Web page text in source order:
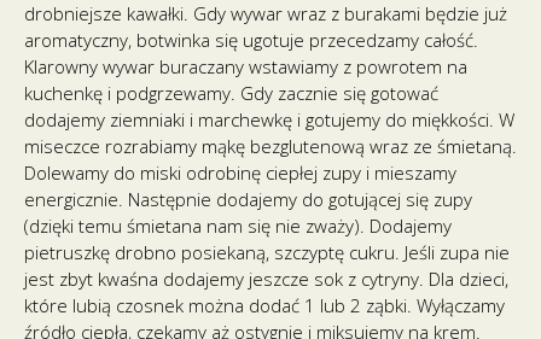
drobniejsze kawałki. Gdy wywar wraz z burakami będzie już
aromatyczny, botwinka się ugotuje przecedzamy całość.
Klarowny wywar buraczany wstawiamy z powrotem na
kuchenkę i podgrzewamy. Gdy zacznie się gotować
dodajemy ziemniaki i marchewkę i gotujemy do miękkości. W
miseczce rozrabiamy mąkę bezglutenową wraz ze śmietaną.
Dolewamy do miski odrobinę ciepłej zupy i mieszamy
energicznie. Następnie dodajemy do gotującej się zupy
(dzięki temu śmietana nam się nie zważy). Dodajemy
pietruszkę drobno posiekaną, szczyptę cukru. Jeśli zupa nie
jest zbyt kwaśna dodajemy jeszcze sok z cytryny. Dla dzieci,
które lubią czosnek można dodać 1 lub 2 ząbki. Wyłączamy
źródło ciepła, czekamy aż ostygnie i miksujemy na krem.